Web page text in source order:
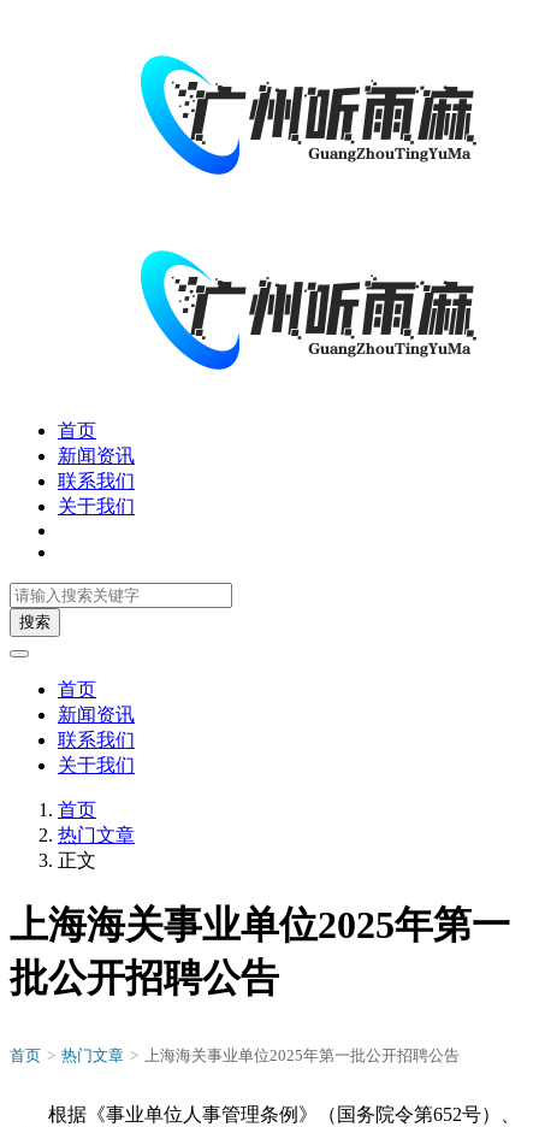
首页
新闻资讯
联系我们
关于我们
搜索
首页
新闻资讯
联系我们
关于我们
首页
热门文章
正文
上海海关事业单位2025年第一
批公开招聘公告
首页 > 热门文章 > 上海海关事业单位2025年第一批公开招聘公告
根据《事业单位人事管理条例》（国务院令第652号）、